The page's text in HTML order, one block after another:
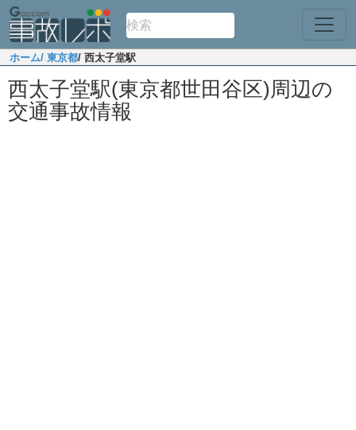
ホーム/ 東京都/ 西太子堂駅
西太子堂駅(東京都世田谷区)周辺の
交通事故情報